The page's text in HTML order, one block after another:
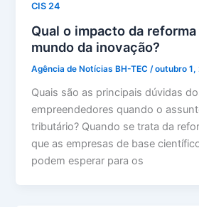
CIS 24
Qual o impacto da
mundo da inovação?
Agência de Notícias BH-TEC/outubro 1,
Quais são as principais dúvidas
empreendedores quando o
tributário? Quando se trata da
que as empresas de base
podem esperar para os